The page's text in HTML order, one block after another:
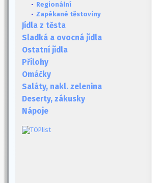
· Regionální
· Zapékané těstoviny
Jídla z těsta
Sladká a ovocná jídla
Ostatní jídla
Přílohy
Omáčky
Saláty, nakl. zelenina
Deserty, zákusky
Nápoje